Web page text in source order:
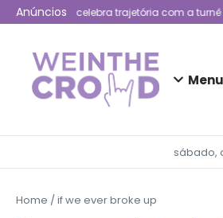
Ir para o conteúdo
Anúncios
Lagum celebra trajetória com a turnê
Menu
sábado,
Home /if we ever broke up